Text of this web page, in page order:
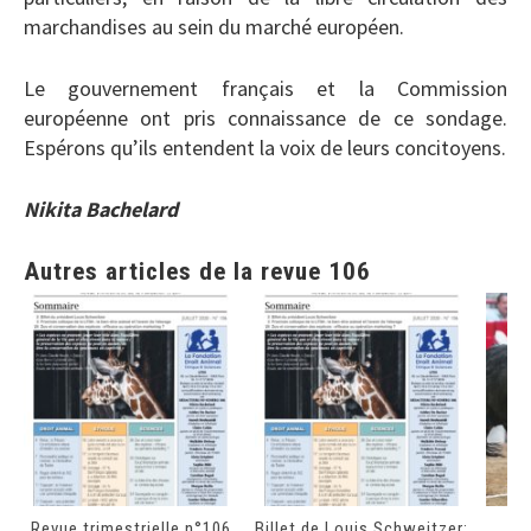
marchandises au sein du marché européen.
Le gouvernement français et la Commission
européenne ont pris connaissance de ce sondage.
Espérons qu’ils entendent la voix de leurs concitoyens.
Nikita Bachelard
Autres articles de la revue 106